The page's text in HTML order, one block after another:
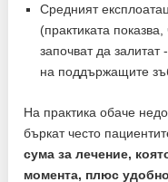
Средният
(практиката
започват да
на поддържащите
На практика обаче
бъркат често
сума за лечение,
момента, плюс